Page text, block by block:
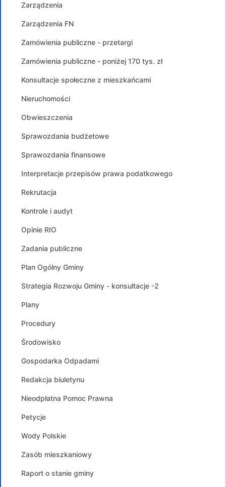
Zarządzenia
Zarządzenia FN
Zamówienia publiczne - przetargi
Zamówienia publiczne - poniżej 170 tys. zł
Konsultacje społeczne z mieszkańcami
Nieruchomości
Obwieszczenia
Sprawozdania budżetowe
Sprawozdania finansowe
Interpretacje przepisów prawa podatkowego
Rekrutacja
Kontrole i audyt
Opinie RIO
Zadania publiczne
Plan Ogólny Gminy
Strategia Rozwoju Gminy - konsultacje -2
Plany
Procedury
Środowisko
Gospodarka Odpadami
Redakcja biuletynu
Nieodpłatna Pomoc Prawna
Petycje
Wody Polskie
Zasób mieszkaniowy
Raport o stanie gminy